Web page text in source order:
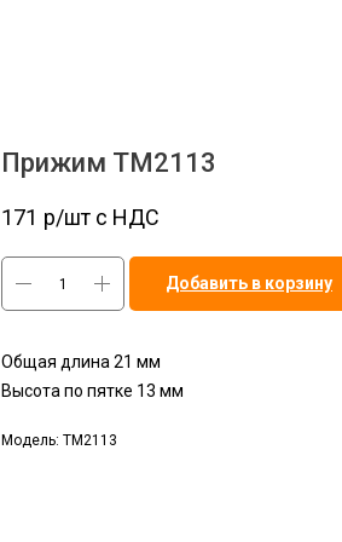
Прижим TM2113
171 р/шт c НДС
Добавить в корзину
Общая длина 21 мм
Высота по пятке 13 мм
Модель: TM2113